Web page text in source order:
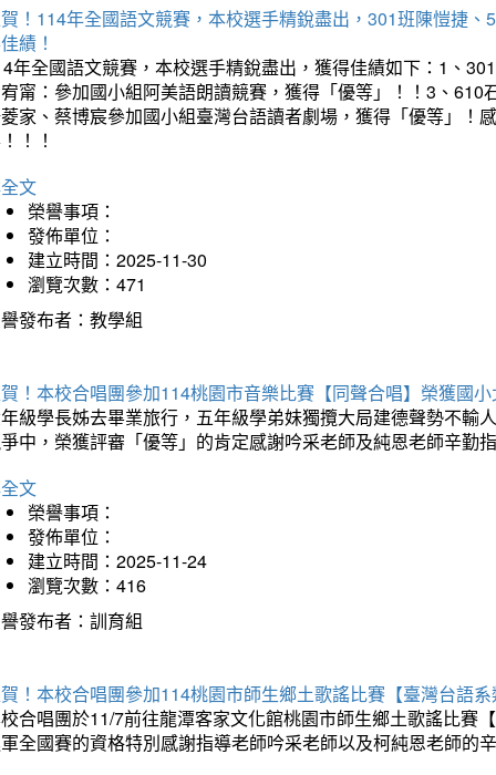
！114年全國語文競賽，本校選手精銳盡出，301班陳愷捷
績！
年全國語文競賽，本校選手精銳盡出，獲得佳績如下：1、
甯：參加國小組阿美語朗讀競賽，獲得「優等」！！3、
家、蔡博宸參加國小組臺灣台語讀者劇場，獲得「優等」！
！！
文
榮譽事項：
發佈單位：
建立時間：2025-11-30
瀏覽次數：471
發布者：教學組
！本校合唱團參加114桃園市音樂比賽【同聲合唱】榮獲國
級學長姊去畢業旅行，五年級學弟妹獨攬大局建德聲勢不輸
中，榮獲評審「優等」的肯定感謝吟采老師及純恩老師辛勤
文
榮譽事項：
發佈單位：
建立時間：2025-11-24
瀏覽次數：416
發布者：訓育組
！本校合唱團參加114桃園市師生鄉土歌謠比賽【臺灣台語
合唱團於11/7前往龍潭客家文化館桃園市師生鄉土歌謠比賽
全國賽的資格特別感謝指導老師吟采老師以及柯純恩老師的